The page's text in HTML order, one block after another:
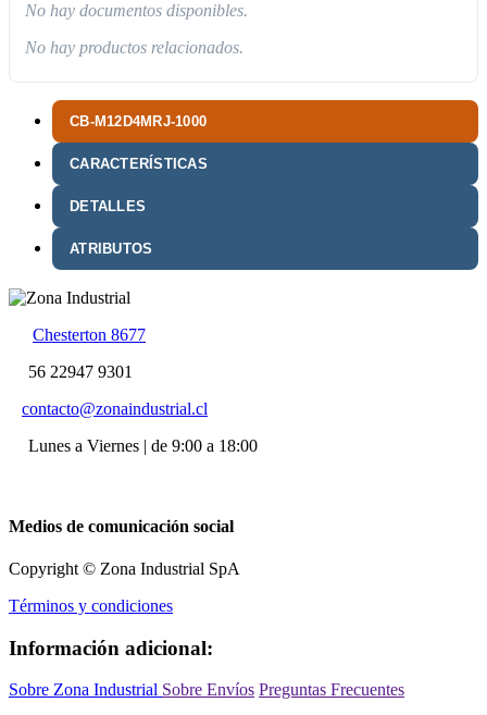
CB-M12D4MRJ-1000
CARACTERÍSTICAS
DETALLES
ATRIBUTOS
No hay documentos disponibles.
No hay productos relacionados.
Chesterton 8677
56 22947 9301
contacto@zonaindustrial.cl
Lunes a Viernes | de 9:00 a 18:00
Medios de comunicación social
Copyright © Zona Industrial SpA
Términos y condiciones
Información adicional:
Sobre Zona Industrial Sobre Envíos Preguntas Frecuentes